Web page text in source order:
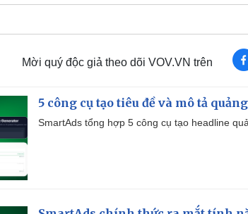
Mời quý độc giả theo dõi VOV.VN trên
5 công cụ tạo tiêu đề và mô tả
SmartAds tổng hợp 5 công cụ tạo headline